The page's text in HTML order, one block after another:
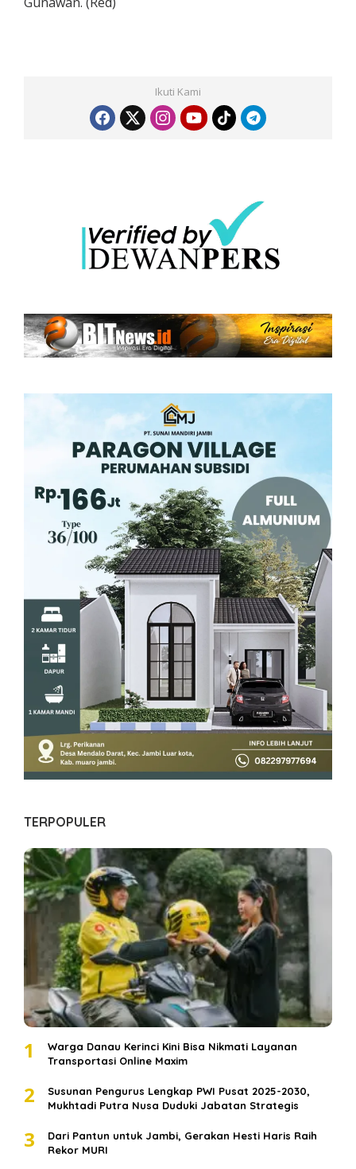
Ikuti Kami
TERPOPULER
1
Warga Danau Kerinci Kini Bisa Nikmati Layanan
Transportasi Online Maxim
2
Susunan Pengurus Lengkap PWI Pusat 2025-2030,
Mukhtadi Putra Nusa Duduki Jabatan Strategis
3
Dari Pantun untuk Jambi, Gerakan Hesti Haris Raih
Rekor MURI